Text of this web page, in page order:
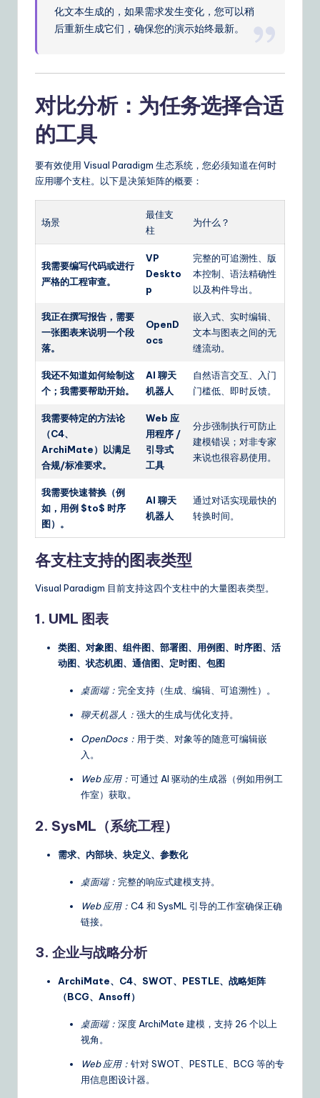
化文本生成的，如果需求发生变化，您可以稍
后重新生成它们，确保您的演示始终最新。
对比分析：为任务选择合适
的工具
要有效使用 Visual Paradigm 生态系统，您必须知道在何时
应用哪个支柱。以下是决策矩阵的概要：
场景
最佳支
柱
为什么？
我需要编写代码或进行
严格的工程审查。
VP
Deskto
p
完整的可追溯性、版
本控制、语法精确性
以及构件导出。
我正在撰写报告，需要
一张图表来说明一个段
落。
OpenD
ocs
嵌入式、实时编辑、
文本与图表之间的无
缝流动。
我还不知道如何绘制这
个；我需要帮助开始。
AI 聊天
机器人
自然语言交互、入门
门槛低、即时反馈。
我需要特定的方法论
（C4、
ArchiMate）以满足
合规/标准要求。
Web 应
用程序 /
引导式
工具
分步强制执行可防止
建模错误；对非专家
来说也很容易使用。
我需要快速替换（例
如，用例 $to$ 时序
图）。
AI 聊天
机器人
通过对话实现最快的
转换时间。
各支柱支持的图表类型
Visual Paradigm 目前支持这四个支柱中的大量图表类型。
1. UML 图表
类图、对象图、组件图、部署图、用例图、时序图、活
动图、状态机图、通信图、定时图、包图
桌面端： 完全支持（生成、编辑、可追溯性）。
聊天机器人： 强大的生成与优化支持。
OpenDocs： 用于类、对象等的随意可编辑嵌
入。
Web 应用： 可通过 AI 驱动的生成器（例如用例工
作室）获取。
2. SysML（系统工程）
需求、内部块、块定义、参数化
桌面端： 完整的响应式建模支持。
Web 应用： C4 和 SysML 引导的工作室确保正确
链接。
3. 企业与战略分析
ArchiMate、C4、SWOT、PESTLE、战略矩阵
（BCG、Ansoff）
桌面端： 深度 ArchiMate 建模，支持 26 个以上
视角。
Web 应用： 针对 SWOT、PESTLE、BCG 等的专
用信息图设计器。